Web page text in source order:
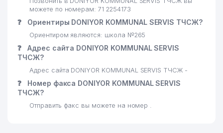
можете по номерам: 71 2254173
❓ Ориентиры DONIYOR KOMMUNAL SERVIS ТЧСЖ?
Ориентиром являются: школа №265
❓
Адрес сайта DONIYOR KOMMUNAL SERVIS
ТЧСЖ?
Адрес сайта DONIYOR KOMMUNAL SERVIS ТЧСЖ -
❓
Номер факса DONIYOR KOMMUNAL SERVIS
ТЧСЖ?
Отправить факс вы можете на номер .